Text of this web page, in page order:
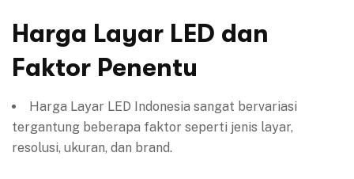
Harga Layar LED dan
Faktor Penentu
Harga Layar LED Indonesia sangat bervariasi
tergantung beberapa faktor seperti jenis layar,
resolusi, ukuran, dan brand.